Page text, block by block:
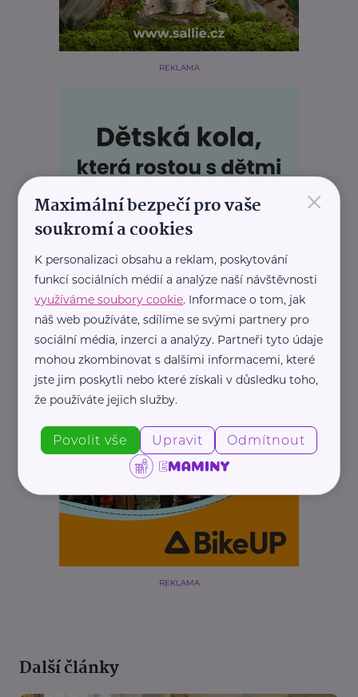
REKLAMA
REKLAMA
Další články
×
Maximální bezpečí pro vaše
soukromí a cookies
K personalizaci obsahu a reklam, poskytování
funkcí sociálních médií a analýze naší návštěvnosti
využíváme soubory cookie. Informace o tom, jak
náš web používáte, sdílíme se svými partnery pro
sociální média, inzerci a analýzy. Partneři tyto údaje
mohou zkombinovat s dalšími informacemi, které
jste jim poskytli nebo které získali v důsledku toho,
že používáte jejich služby.
Povolit vše Upravit Odmítnout